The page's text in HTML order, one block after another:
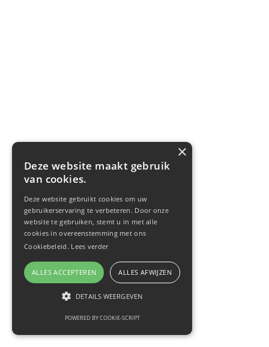
×
Deze website maakt gebruik
van cookies.
Deze website gebruikt cookies om uw
gebruikerservaring te verbeteren. Door onze
website te gebruiken, stemt u in met alle
cookies in overeenstemming met ons
Cookiebeleid. Lees verder
ALLES ACCEPTEREN ALLES AFWIJZEN
DETAILS WEERGEVEN
POWERED BY COOKIE-SCRIPT